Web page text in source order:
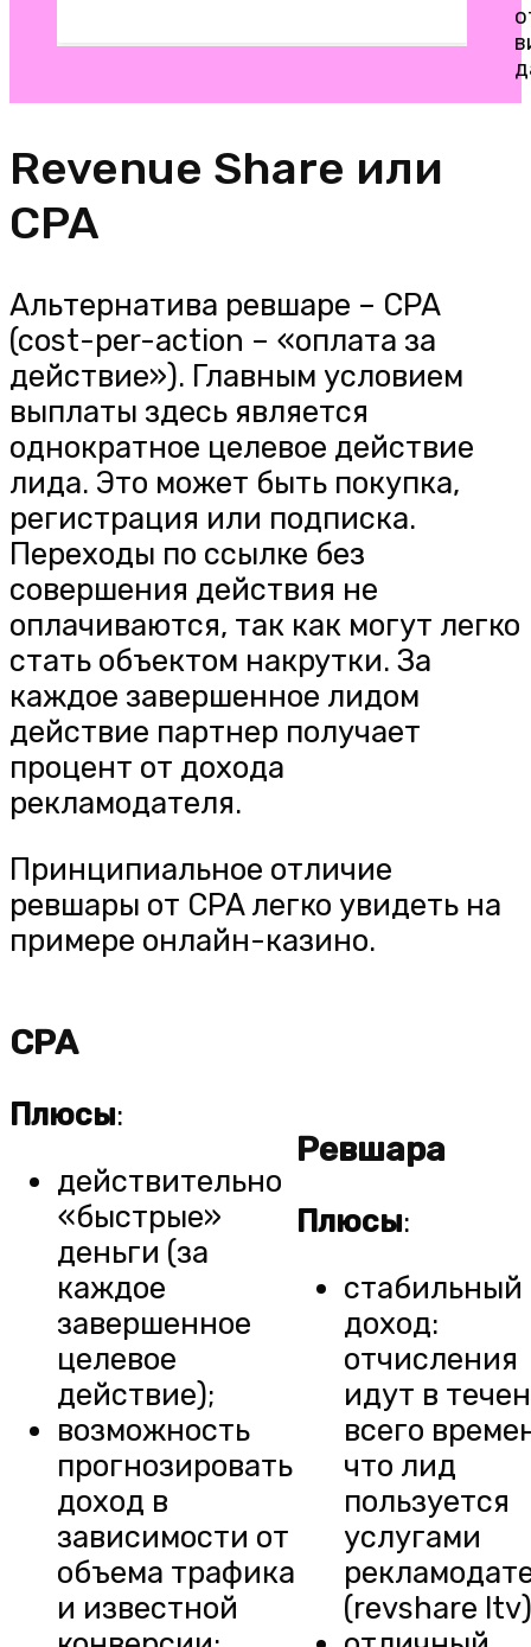
Revenue Share или
CPA
Альтернатива ревшаре – CPA
(cost-per-action – «оплата за
действие»). Главным условием
выплаты здесь является
однократное целевое действие
лида. Это может быть покупка,
регистрация или подписка.
Переходы по ссылке без
совершения действия не
оплачиваются, так как могут легко
стать объектом накрутки. За
каждое завершенное лидом
действие партнер получает
процент от дохода
рекламодателя.
Принципиальное отличие
ревшары от CPA легко увидеть на
примере онлайн-казино.
CPA
Плюсы:
действительно
«быстрые»
деньги (за
каждое
завершенное
целевое
действие);
возможность
прогнозировать
доход в
зависимости от
объема трафика
и известной
Ревшара
Плюсы:
стабильный
доход:
отчисления
идут в
всего
что лид
пользуется
услугами
(revshare